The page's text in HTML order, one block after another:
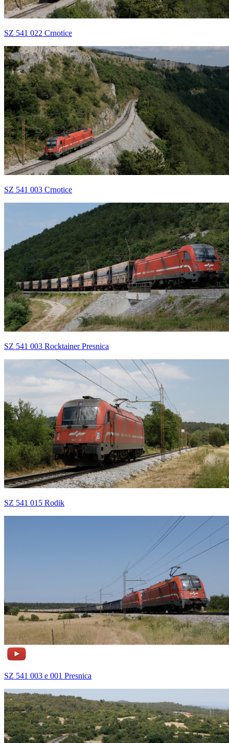
SZ 541 022 Crnotice
SZ 541 003 Crnotice
SZ 541 003 Rocktainer Presnica
SZ 541 015 Rodik
SZ 541 003 e 001 Presnica